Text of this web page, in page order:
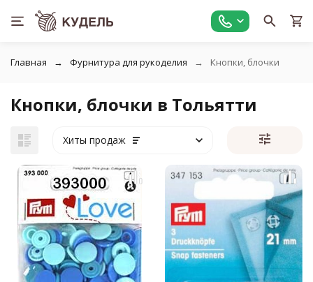
Главная Фурнитура для рукоделия Кнопки, блочки
Кнопки, блочки в Тольятти
Хиты продаж